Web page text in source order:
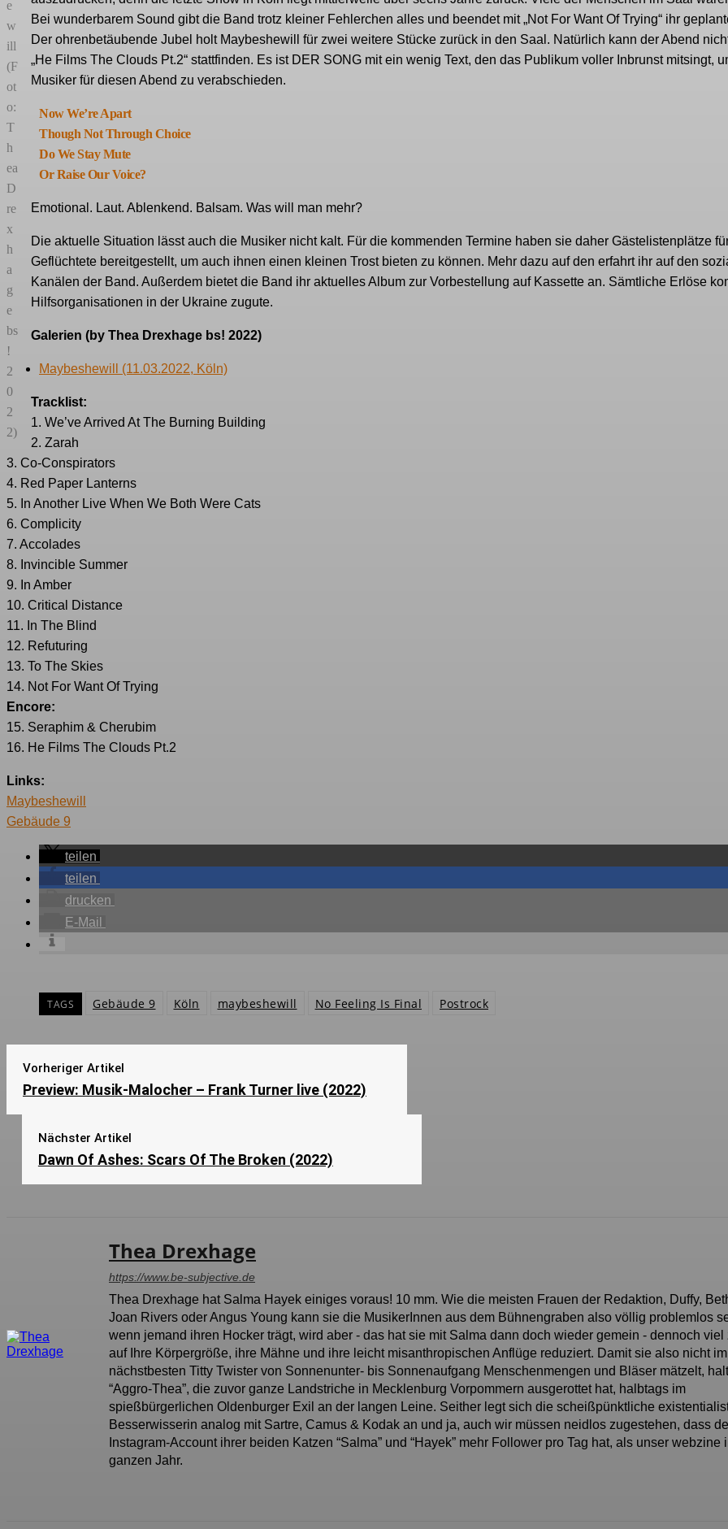
e
w
ill
(F
ot
o:
T
h
ea
D
re
x
h
a
g
e
bs
!
2
0
2
2)
Bei wunderbarem Sound gibt die Band trotz kleiner Fehlerchen alles und beendet mit „Not For Want Of Trying“ ihr
Der ohrenbetäubende Jubel holt Maybeshewill für zwei weitere Stücke zurück in den Saal. Natürlich kann der Abend
„He Films The Clouds Pt.2“ stattfinden. Es ist DER SONG mit ein wenig Text, den das Publikum voller Inbrunst mitsingt,
Musiker für diesen Abend zu verabschieden.
Now We’re Apart
Though Not Through Choice
Do We Stay Mute
Or Raise Our Voice?
Emotional. Laut. Ablenkend. Balsam. Was will man mehr?
Die aktuelle Situation lässt auch die Musiker nicht kalt. Für die kommenden Termine haben sie daher Gästelistenplätze
Geflüchtete bereitgestellt, um auch ihnen einen kleinen Trost bieten zu können. Mehr dazu auf den erfahrt ihr auf den
Kanälen der Band. Außerdem bietet die Band ihr aktuelles Album zur Vorbestellung auf Kassette an. Sämtliche Erlöse
Hilfsorganisationen in der Ukraine zugute.
Galerien (by Thea Drexhage bs! 2022)
Maybeshewill (11.03.2022, Köln)
Tracklist:
1. We’ve Arrived At The Burning Building
2. Zarah
3. Co-Conspirators
4. Red Paper Lanterns
5. In Another Live When We Both Were Cats
6. Complicity
7. Accolades
8. Invincible Summer
9. In Amber
10. Critical Distance
11. In The Blind
12. Refuturing
13. To The Skies
14. Not For Want Of Trying
Encore:
15. Seraphim & Cherubim
16. He Films The Clouds Pt.2
Links:
Maybeshewill
Gebäude 9
teilen
teilen
drucken
E-Mail
TAGS Gebäude 9 Köln maybeshewill No Feeling Is Final Postrock
Vorheriger Artikel
Preview: Musik-Malocher – Frank Turner live (2022)
Nächster Artikel
Dawn Of Ashes: Scars Of The Broken (2022)
Thea Drexhage
https://www.be-subjective.de
Thea Drexhage hat Salma Hayek einiges voraus! 10 mm. Wie die meisten Frauen der Redaktion, Duffy,
Joan Rivers oder Angus Young kann sie die MusikerInnen aus dem Bühnengraben also völlig problemlos
wenn jemand ihren Hocker trägt, wird aber - das hat sie mit Salma dann doch wieder gemein - dennoch viel
auf Ihre Körpergröße, ihre Mähne und ihre leicht misanthropischen Anflüge reduziert. Damit sie also nicht im
nächstbesten Titty Twister von Sonnenunter- bis Sonnenaufgang Menschenmengen und Bläser mätzelt,
“Aggro-Thea”, die zuvor ganze Landstriche in Mecklenburg Vorpommern ausgerottet hat, halbtags im
spießbürgerlichen Oldenburger Exil an der langen Leine. Seither legt sich die scheißpünktliche
Besserwisserin analog mit Sartre, Camus & Kodak an und ja, auch wir müssen neidlos zugestehen, dass
Instagram-Account ihrer beiden Katzen “Salma” und “Hayek” mehr Follower pro Tag hat, als unser webzine
ganzen Jahr.